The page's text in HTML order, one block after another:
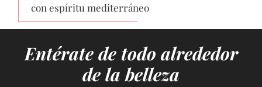
con espíritu mediterráneo
Entérate de todo alrededor
de la belleza